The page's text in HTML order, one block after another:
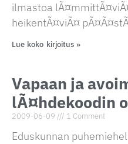
ilmastoa
heikentÃ¤viÃ¤
Lue koko kirjoitus »
Vapaan ja
lÃ¤hdekoodin
2009-06-09 1 Comment
Eduskunnan